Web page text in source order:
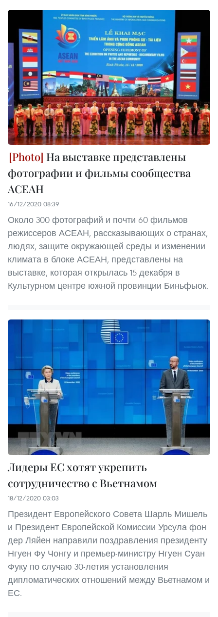
На выставке представлены
фотографии и фильмы cообщества
АСЕАН
16/12/2020 08:39
Около 300 фотографий и почти 60 фильмов
режиссеров АСЕАН, рассказывающих о странах,
людях, защите окружающей среды и изменении
климата в блоке АСЕАН, представлены на
выставке, которая открылась 15 декабря в
Культурном центре южной провинции Биньфыок.
Лидеры ЕС хотят укрепить
сотрудничество с Вьетнамом
18/12/2020 03:03
Президент Европейского Совета Шарль Мишель
и Президент Европейской Комиссии Урсула фон
дер Ляйен направили поздравления президенту
Нгуен Фу Чонгу и премьер-министру Нгуен Суан
Фуку по случаю 30-летия установления
дипломатических отношений между Вьетнамом и
ЕС.